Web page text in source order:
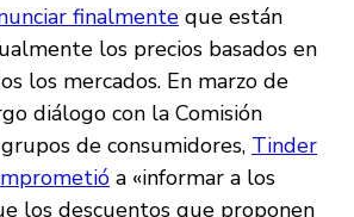
finalmente que están
los precios basados en
los mercados. En marzo de
diálogo con la Comisión
de consumidores, Tinder
a «informar a los
los descuentos que proponen